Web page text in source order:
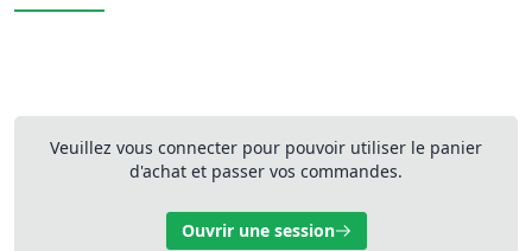
Veuillez vous connecter pour pouvoir utiliser le panier
d'achat et passer vos commandes.
Ouvrir une session